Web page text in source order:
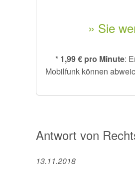
» Sie
* 1,99 € pro Minute:
Mobilfunk können
Antwort von
13.11.2018